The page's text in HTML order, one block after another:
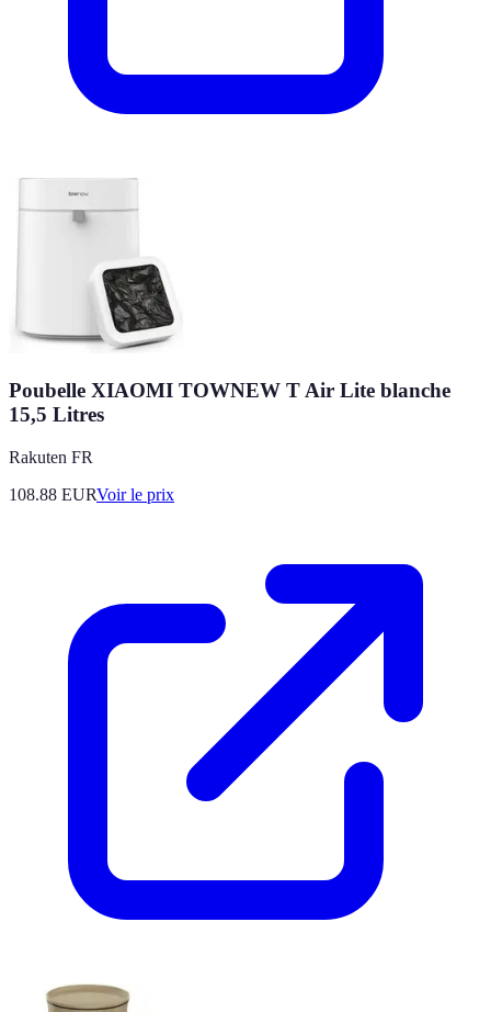
Poubelle XIAOMI TOWNEW T Air Lite blanche
15,5 Litres
Rakuten FR
108.88 EURVoir le prix